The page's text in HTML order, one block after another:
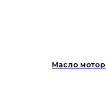
Масло